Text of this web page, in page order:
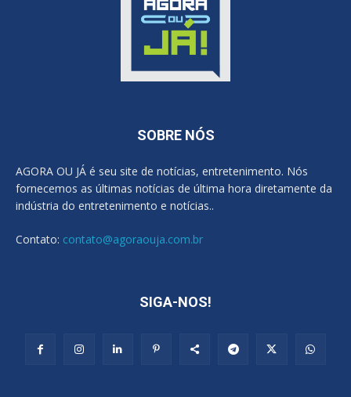
SOBRE NÓS
AGORA OU JÁ é seu site de notícias, entretenimento. Nós
fornecemos as últimas notícias de última hora diretamente da
indústria do entretenimento e notícias..
Contato: contato@agoraouja.com.br
SIGA-NOS!